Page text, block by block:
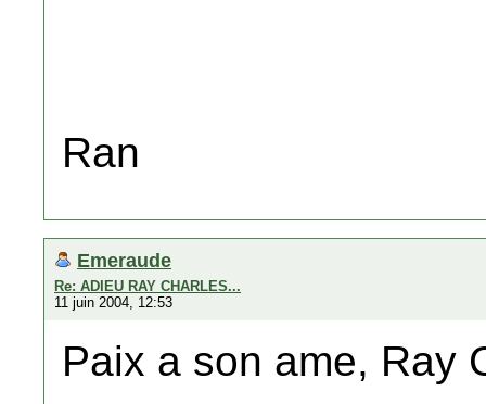
Ran
Emeraude
Re: ADIEU RAY CHARLES...
11 juin 2004, 12:53
Paix a son ame, Ray